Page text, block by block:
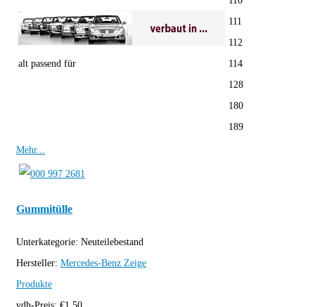
alt passend für
111
112
114
128
180
189
Mehr...
Gummitülle
Unterkategorie: Neuteilebestand
Hersteller: Mercedes-Benz Zeige
Produkte